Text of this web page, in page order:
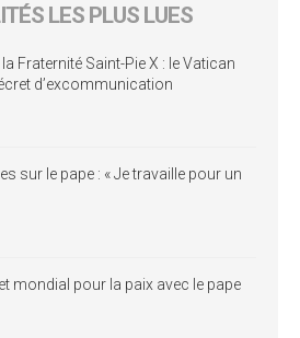
LES PLUS LUES
Fraternité Saint-Pie X : le Vatican
d’excommunication
sur le pape : « Je travaille pour un
mondial pour la paix avec le pape